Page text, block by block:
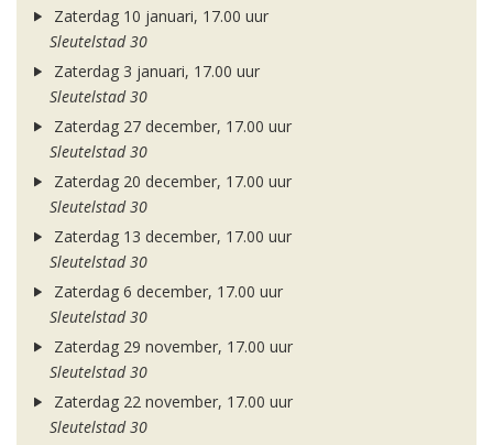
Zaterdag 10 januari, 17.00 uur
Sleutelstad 30
Zaterdag 3 januari, 17.00 uur
Sleutelstad 30
Zaterdag 27 december, 17.00 uur
Sleutelstad 30
Zaterdag 20 december, 17.00 uur
Sleutelstad 30
Zaterdag 13 december, 17.00 uur
Sleutelstad 30
Zaterdag 6 december, 17.00 uur
Sleutelstad 30
Zaterdag 29 november, 17.00 uur
Sleutelstad 30
Zaterdag 22 november, 17.00 uur
Sleutelstad 30